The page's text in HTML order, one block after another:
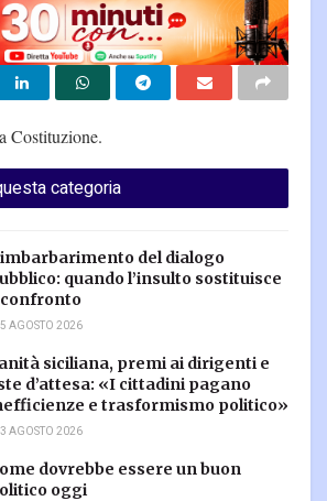
Costituzione.
categoria
del dialogo
quando l’insulto sostituisce
5 AGOSTO 2026
siciliana, premi ai dirigenti e
d’attesa: «I cittadini pagano
e trasformismo politico»
3 AGOSTO 2026
dovrebbe essere un buon
oggi